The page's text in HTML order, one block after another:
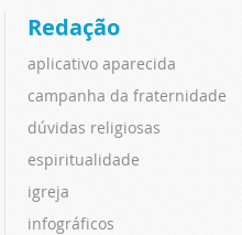
Redação
aplicativo aparecida
campanha da fraternidade
dúvidas religiosas
espiritualidade
igreja
infográficos